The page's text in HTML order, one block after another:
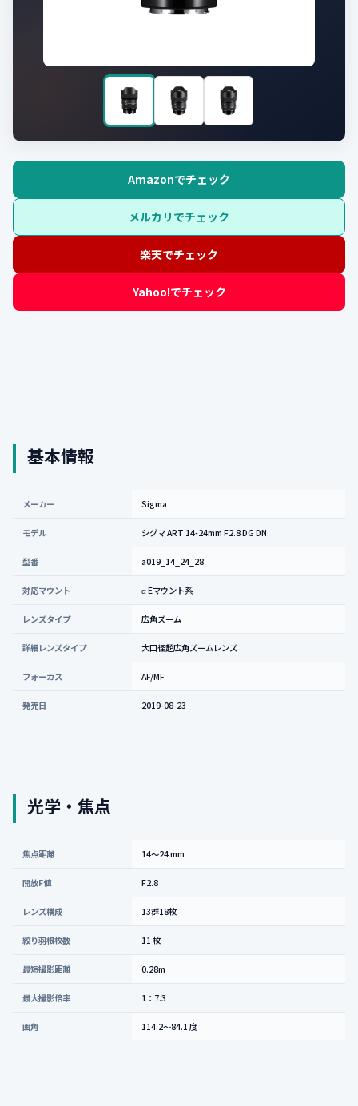
Amazonでチェック
メルカリでチェック
楽天でチェック
Yahoo!でチェック
基本情報
メーカー Sigma
モデル シグマ ART 14-24mm F2.8 DG DN
型番 a019_14_24_28
対応マウント α Eマウント系
レンズタイプ 広角ズーム
詳細レンズタイプ 大口径超広角ズームレンズ
フォーカス AF/MF
発売日 2019-08-23
光学・焦点
焦点距離 14～24 mm
開放F値 F2.8
レンズ構成 13群18枚
絞り羽根枚数 11 枚
最短撮影距離 0.28m
最大撮影倍率 1：7.3
画角 114.2～84.1 度